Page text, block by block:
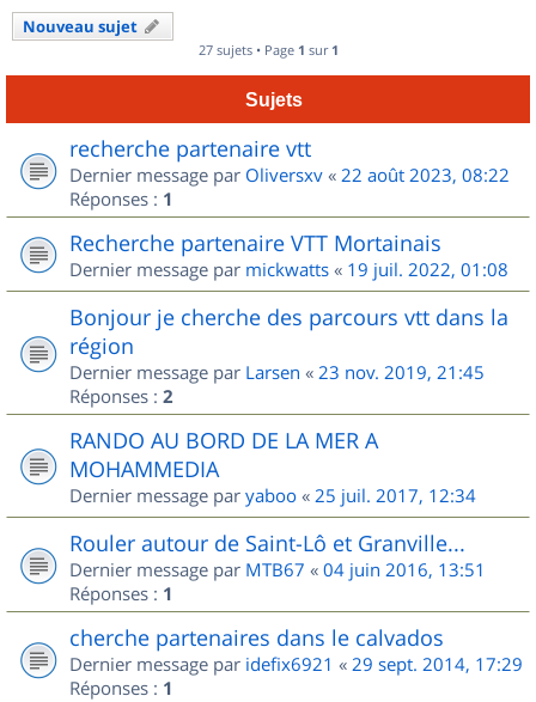
Nouveau sujet
27 sujets • Page 1 sur 1
Sujets
recherche partenaire vtt
Dernier message par Oliversxv « 22 août 2023, 08:22
Réponses : 1
Recherche partenaire VTT Mortainais
Dernier message par mickwatts « 19 juil. 2022, 01:08
Bonjour je cherche des parcours vtt dans la
région
Dernier message par Larsen « 23 nov. 2019, 21:45
Réponses : 2
RANDO AU BORD DE LA MER A
MOHAMMEDIA
Dernier message par yaboo « 25 juil. 2017, 12:34
Rouler autour de Saint-Lô et Granville...
Dernier message par MTB67 « 04 juin 2016, 13:51
Réponses : 1
cherche partenaires dans le calvados
Dernier message par idefix6921 « 29 sept. 2014, 17:29
Réponses : 1